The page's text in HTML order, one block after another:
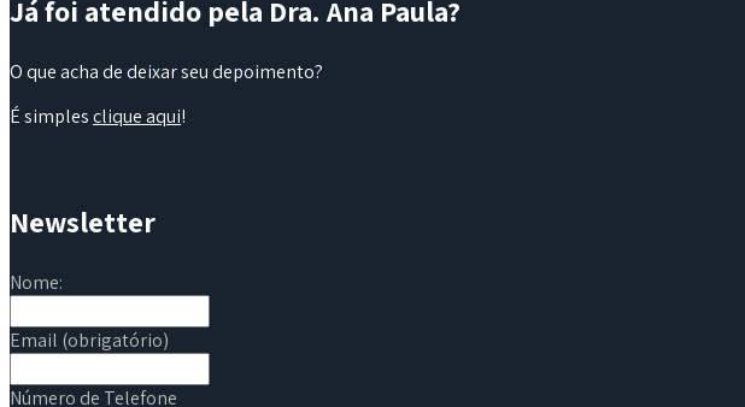
Já foi atendido pela Dra. Ana Paula?
O que acha de deixar seu depoimento?
É simplesclique aqui!
Newsletter
Nome:
Email (obrigatório)
Número de Telefone